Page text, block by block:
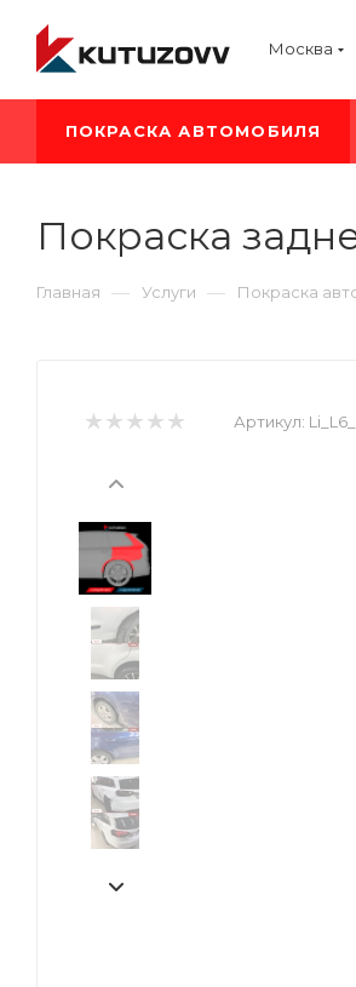
Москва
ПОКРАСКА АВТОМОБИЛЯ
Покраска
Главная — Услуги — Покраска
Артикул: